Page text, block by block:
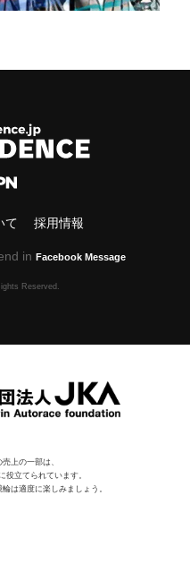
て 採用情報
in Facebook Message
Reserved.
上の一部は、
役⽴てられています。
は適度に楽しみましょう。